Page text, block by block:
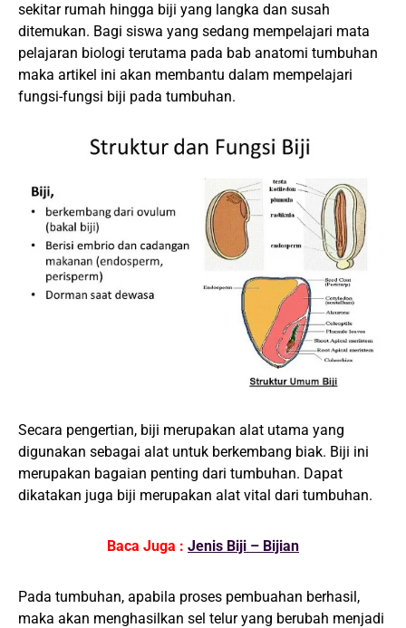
sekitar rumah hingga biji yang langka dan susah
ditemukan. Bagi siswa yang sedang mempelajari mata
pelajaran biologi terutama pada bab anatomi tumbuhan
maka artikel ini akan membantu dalam mempelajari
fungsi-fungsi biji pada tumbuhan.
Secara pengertian, biji merupakan alat utama yang
digunakan sebagai alat untuk berkembang biak. Biji ini
merupakan bagaian penting dari tumbuhan. Dapat
dikatakan juga biji merupakan alat vital dari tumbuhan.
Baca Juga : Jenis Biji – Bijian
Pada tumbuhan, apabila proses pembuahan berhasil,
maka akan menghasilkan sel telur yang berubah menjadi